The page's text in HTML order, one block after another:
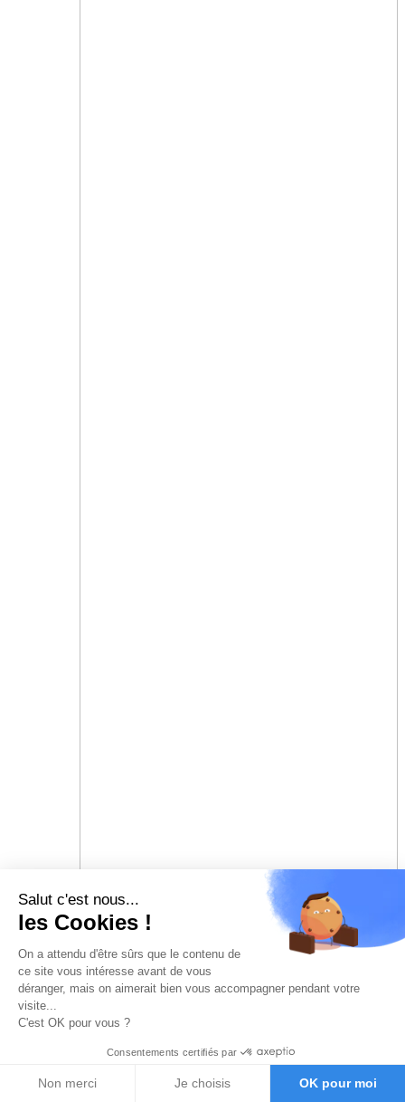
Salut c'est nous...
les Cookies !
On a attendu d'être sûrs que le contenu de
ce site vous intéresse avant de vous
déranger, mais on aimerait bien vous accompagner pendant votre
visite...
C'est OK pour vous ?
Consentements certifiés par
Non merci Je choisis OK pour moi